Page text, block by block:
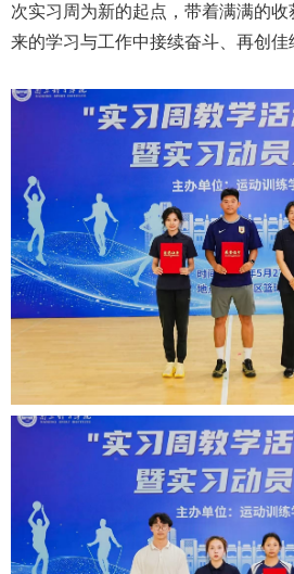
次实习周为新的起点，带着满满的
来的学习与工作中接续奋斗、再创佳